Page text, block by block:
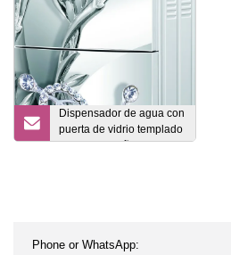
Dispensador de agua con
puerta de vidrio templado
de gran tamaño con